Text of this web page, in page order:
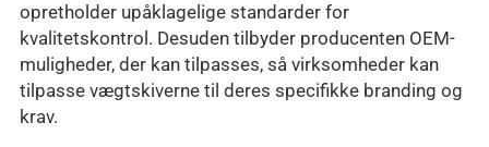
opretholder upåklagelige standarder for
kvalitetskontrol. Desuden tilbyder producenten OEM-
muligheder, der kan tilpasses, så virksomheder kan
tilpasse vægtskiverne til deres specifikke branding og
krav.